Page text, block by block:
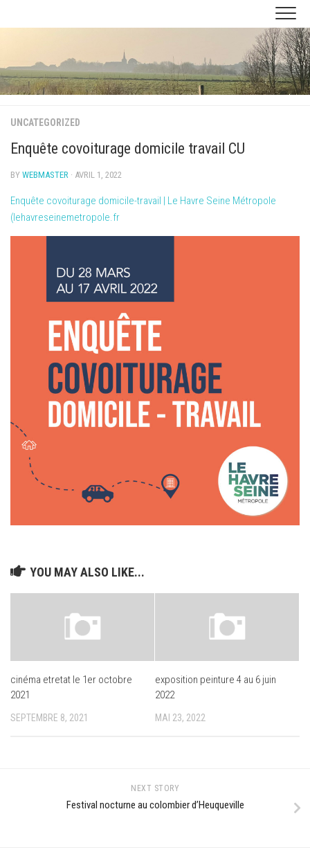
UNCATEGORIZED
Enquête covoiturage domicile travail CU
BY WEBMASTER · AVRIL 1, 2022
Enquête covoiturage domicile-travail | Le Havre Seine Métropole
(lehavreseinemetropole.fr
YOU MAY ALSO LIKE...
cinéma etretat le 1er octobre
2021
SEPTEMBRE 8, 2021
exposition peinture 4 au 6 juin
2022
MAI 23, 2022
NEXT STORY
Festival nocturne au colombier d’Heuqueville